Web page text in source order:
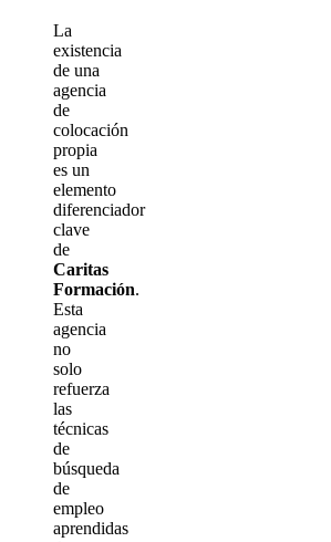
La
existencia
de una
agencia
de
colocación
propia
es un
elemento
diferenciador
clave
de
Caritas
Formación.
Esta
agencia
no
solo
refuerza
las
técnicas
de
búsqueda
de
empleo
aprendidas